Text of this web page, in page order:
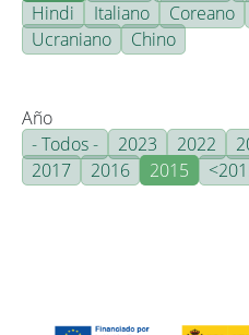
Hindi
Italiano Coreano
Ucraniano
Chino
Año
- Todos -
2023 2022
2017
2016 2015